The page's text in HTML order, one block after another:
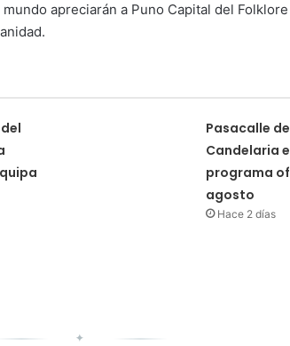
apreciarán a Puno Capital del
Pasacalle
Candelaria
programa
agosto
Hace 2 días
✦